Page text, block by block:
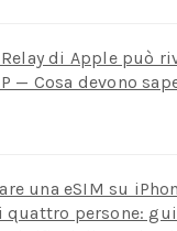
di Apple può
— Cosa devono
una eSIM su
persone: